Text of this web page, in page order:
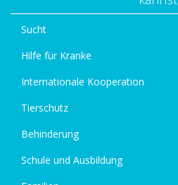
Sucht
Hilfe für Kranke
Internationale Kooperation
Tierschutz
Behinderung
Schule und Ausbildung